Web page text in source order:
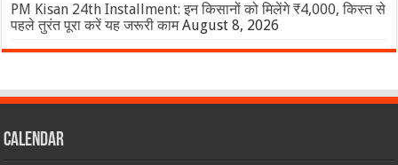
PM Kisan 24th Installment: इन किसानों को मिलेंगे ₹4,000, किस्त से
पहले तुरंत पूरा करें यह जरूरी काम August 8, 2026
Calendar